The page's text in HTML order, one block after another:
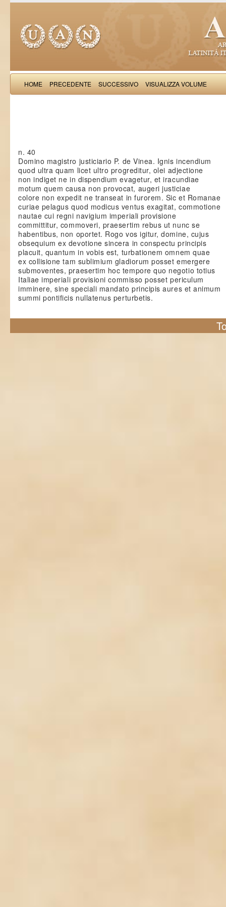
HOME PRECEDENTE SUCCESSIVO VISUALIZZA VOLUME
n. 40
Domino magistro justiciario P. de Vinea. Ignis incendium
quod ultra quam licet ultro progreditur, olei adjectione
non indiget ne in dispendium evagetur, et iracundiae
motum quem causa non provocat, augeri justiciae
colore non expedit ne transeat in furorem. Sic et Romanae
curiae pelagus quod modicus ventus exagitat, commotione
nautae cui regni navigium imperiali provisione
committitur, commoveri, praesertim rebus ut nunc se
habentibus, non oportet. Rogo vos igitur, domine, cujus
obsequium ex devotione sincera in conspectu principis
placuit, quantum in vobis est, turbationem omnem quae
ex collisione tam sublimium gladiorum posset emergere
submoventes, praesertim hoc tempore quo negotio totius
Italiae imperiali provisioni commisso posset periculum
imminere, sine speciali mandato principis aures et animum
summi pontificis nullatenus perturbetis.